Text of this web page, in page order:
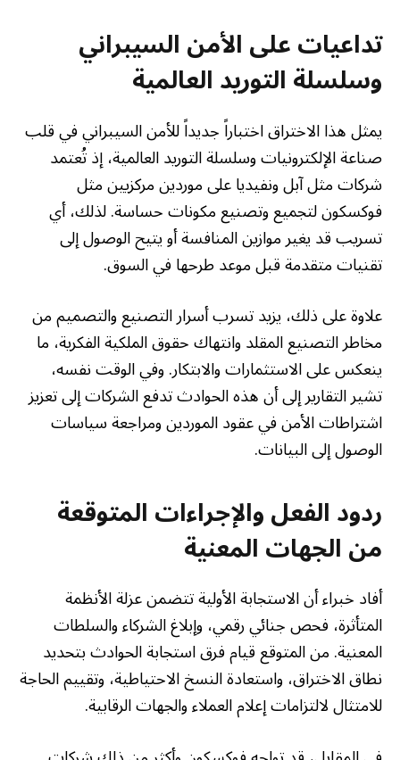
تداعيات على الأمن السيبراني
وسلسلة التوريد العالمية
يمثل هذا الاختراق اختباراً جديداً للأمن السيبراني في قلب
صناعة الإلكترونيات وسلسلة التوريد العالمية، إذ تُعتمد
شركات مثل آبل ونفيديا على موردين مركزيين مثل
فوكسكون لتجميع وتصنيع مكونات حساسة. لذلك، أي
تسريب قد يغير موازين المنافسة أو يتيح الوصول إلى
تقنيات متقدمة قبل موعد طرحها في السوق.
علاوة على ذلك، يزيد تسرب أسرار التصنيع والتصميم من
مخاطر التصنيع المقلد وانتهاك حقوق الملكية الفكرية، ما
ينعكس على الاستثمارات والابتكار. وفي الوقت نفسه،
تشير التقارير إلى أن هذه الحوادث تدفع الشركات إلى تعزيز
اشتراطات الأمن في عقود الموردين ومراجعة سياسات
الوصول إلى البيانات.
ردود الفعل والإجراءات المتوقعة
من الجهات المعنية
أفاد خبراء أن الاستجابة الأولية تتضمن عزلة الأنظمة
المتأثرة، فحص جنائي رقمي، وإبلاغ الشركاء والسلطات
المعنية. من المتوقع قيام فرق استجابة الحوادث بتحديد
نطاق الاختراق، واستعادة النسخ الاحتياطية، وتقييم الحاجة
للامتثال لالتزامات إعلام العملاء والجهات الرقابية.